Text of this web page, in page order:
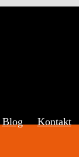
Blog Kontakt